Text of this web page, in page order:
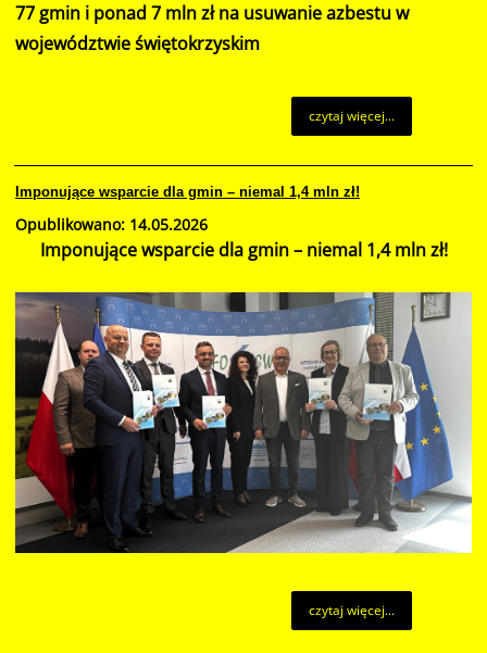
77 gmin i ponad 7 mln zł na usuwanie azbestu w
województwie świętokrzyskim
czytaj więcej...
Imponujące wsparcie dla gmin – niemal 1,4 mln zł!
Opublikowano: 14.05.2026
Imponujące wsparcie dla gmin – niemal 1,4 mln zł!
czytaj więcej...